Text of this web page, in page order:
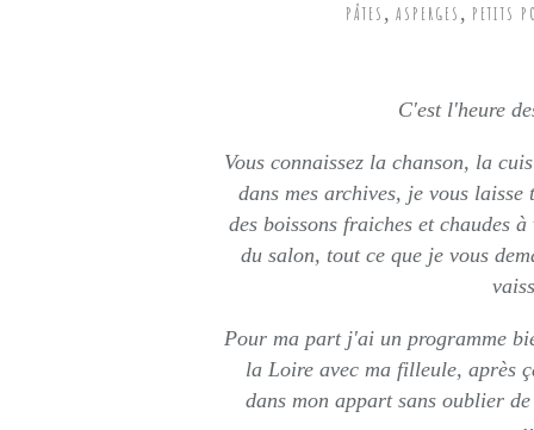
PÂTES , ASPERGES , PETITS
C'est l'heure
Vous connaissez la chanson, la
dans mes archives, je vous
des boissons fraiches et chaudes
du salon, tout ce que je vous
Pour ma part j'ai un programme
la Loire avec ma filleule, après
dans mon appart sans oublier